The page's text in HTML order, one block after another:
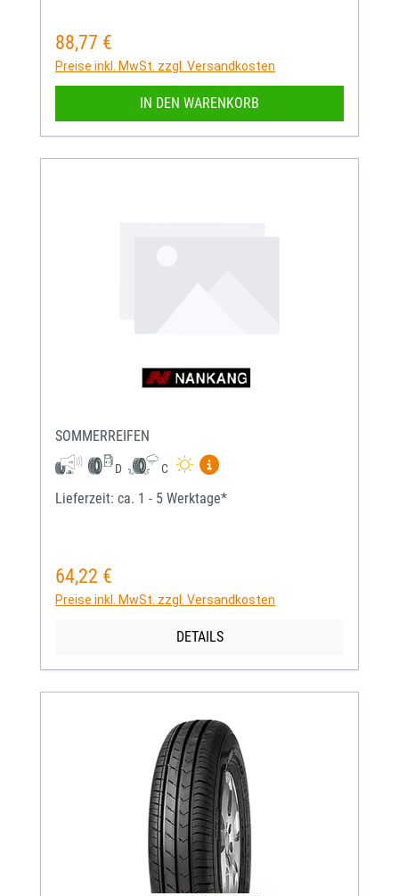
Regulärer Preis:
88,77 €
Preise inkl. MwSt. zzgl. Versandkosten
IN DEN WARENKORB
SOMMERREIFEN
D C
Mehr Informationen zum EU-
Lieferzeit: ca. 1 - 5 Werktage*
Regulärer Preis:
64,22 €
Preise inkl. MwSt. zzgl. Versandkosten
DETAILS